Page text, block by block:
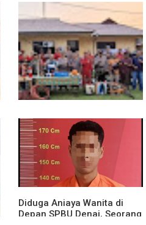
Mobil Box Terjun ke Jurang
Depan KC, Diduga Rem
Blong
Polsek Entikong Gelar Apel
Siaga Karhutla 2026, Sinergi
Lintas Sektor Cegah
Kebakaran Hutan dan Lahan
Diduga Aniaya Wanita di
Depan SPBU Denai, Seorang